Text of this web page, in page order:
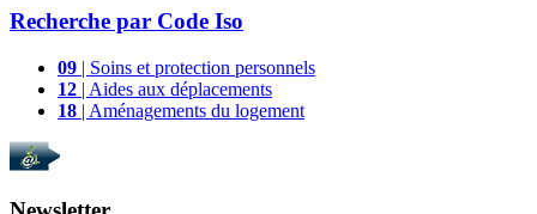
Recherche par Code Iso
09 | Soins et protection personnels
12 | Aides aux déplacements
18 | Aménagements du logement